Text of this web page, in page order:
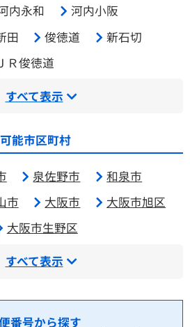
内永和
河内小阪
田 俊徳道
新石切
Ｒ俊徳道
すべて表示
能市区町村
泉佐野市
和泉市
市 大阪市
大阪市旭区
大阪市生野区
すべて表示
番号から探す